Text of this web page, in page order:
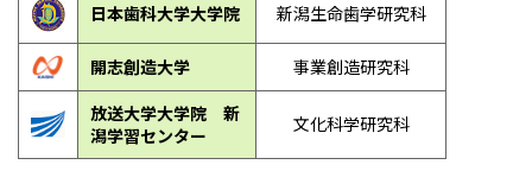
日本歯科大学大学院 新潟生命歯学研究科
開志創造大学
事業創造研究科
放送大学大学院 新
潟学習センター
文化科学研究科